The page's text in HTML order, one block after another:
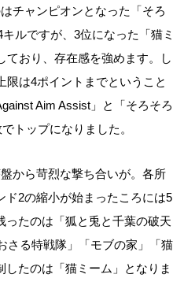
チャンピオンとなった「そろ
ルですが、3位になった「猫ミ
ており、存在感を強めます。し
限は4ポイントまでということ
Aim Assist」と「そろそろ
トップになりました。
から苛烈な撃ち合いが。各所
ド2の縮小が始まったころには5
たのは「狐と兎と千葉の破天
さる特戦隊」「モブの家」「猫
したのは「猫ミーム」となりま